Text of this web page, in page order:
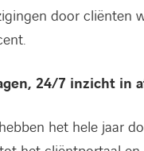
door cliënten
24/7 inzicht in
het hele jaar